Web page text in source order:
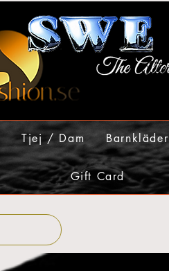
Tjej / Dam Barnkläder
Gift Card